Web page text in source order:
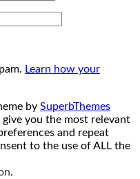
Learn how your
by SuperbThemes
you the most relevant
and repeat
to the use of ALL the
.